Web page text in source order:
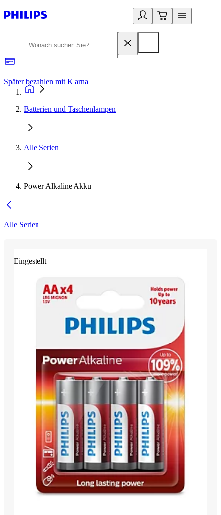
Später bezahlen mit Klarna
Batterien und Taschenlampen
Alle Serien
Power Alkaline Akku
Alle Serien
Eingestellt